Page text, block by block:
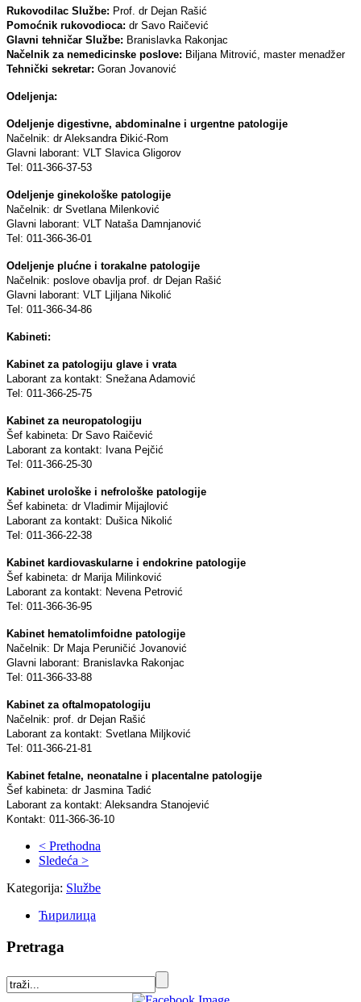
Rukovodilac Službe: Prof. dr Dejan Rašić
Pomoćnik rukovodioca: dr Savo Raičević
Glavni tehničar Službe: Branislavka Rakonjac
Načelnik za nemedicinske poslove: Bilјana Mitrović, master menadžer
Tehnički sekretar: Goran Jovanović
Odelјenja:
Odelјenje digestivne, abdominalne i urgentne patologije
Načelnik: dr Aleksandra Đikić-Rom
Glavni laborant: VLT Slavica Gligorov
Tel: 011-366-37-53
Odelјenje ginekološke patologije
Načelnik: dr Svetlana Milenković
Glavni laborant: VLT Nataša Damnjanović
Tel: 011-366-36-01
Odelјenje plućne i torakalne patologije
Načelnik: poslove obavlјa prof. dr Dejan Rašić
Glavni laborant: VLT Ljilјana Nikolić
Tel: 011-366-34-86
Kabineti:
Kabinet za patologiju glave i vrata
Laborant za kontakt: Snežana Adamović
Tel: 011-366-25-75
Kabinet za neuropatologiju
Šef kabineta: Dr Savo Raičević
Laborant za kontakt: Ivana Pejčić
Tel: 011-366-25-30
Kabinet urološke i nefrološke patologije
Šef kabineta: dr Vladimir Mijajlović
Laborant za kontakt: Dušica Nikolić
Tel: 011-366-22-38
Kabinet kardiovaskularne i endokrine patologije
Šef kabineta: dr Marija Milinković
Laborant za kontakt: Nevena Petrović
Tel: 011-366-36-95
Kabinet hematolimfoidne patologije
Načelnik: Dr Maja Peruničić Jovanović
Glavni laborant: Branislavka Rakonjac
Tel: 011-366-33-88
Kabinet za oftalmopatologiju
Načelnik: prof. dr Dejan Rašić
Laborant za kontakt: Svetlana Milјković
Tel: 011-366-21-81
Kabinet fetalne, neonatalne i placentalne patologije
Šef kabineta: dr Jasmina Tadić
Laborant za kontakt: Aleksandra Stanojević
Kontakt: 011-366-36-10
< Prethodna
Sledeća >
Kategorija: Službe
Ћирилица
Pretraga